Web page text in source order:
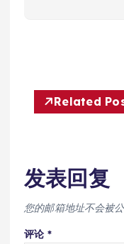
Related
发表回复
您的邮箱地址不会被公
评论 *